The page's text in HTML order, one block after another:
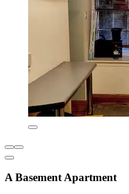
A Basement Apartment